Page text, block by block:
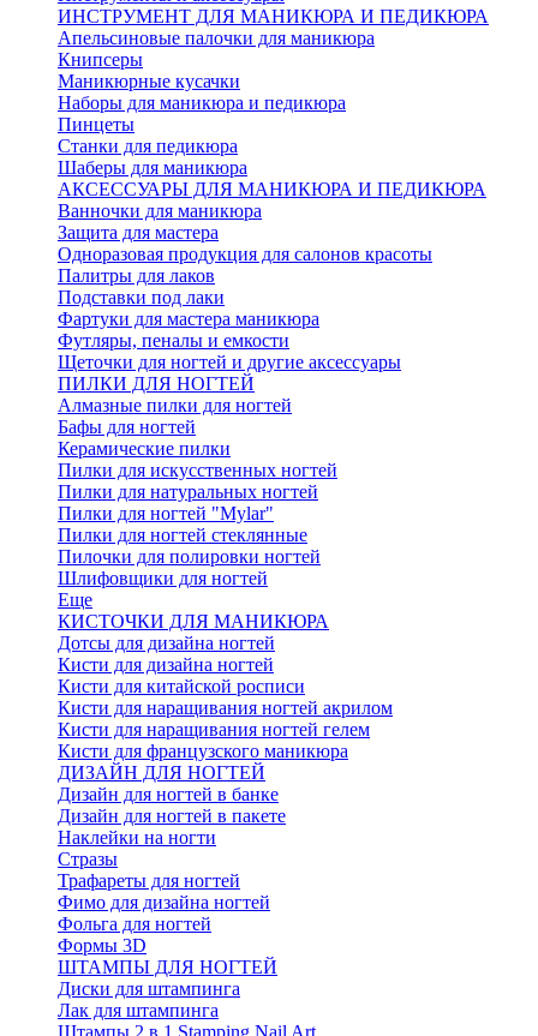
ИНСТРУМЕНТ ДЛЯ МАНИКЮРА И ПЕДИКЮРА
Апельсиновые палочки для маникюра
Книпсеры
Маникюрные кусачки
Наборы для маникюра и педикюра
Пинцеты
Станки для педикюра
Шаберы для маникюра
АКСЕССУАРЫ ДЛЯ МАНИКЮРА И ПЕДИКЮРА
Ванночки для маникюра
Защита для мастера
Одноразовая продукция для салонов красоты
Палитры для лаков
Подставки под лаки
Фартуки для мастера маникюра
Футляры, пеналы и емкости
Щеточки для ногтей и другие аксессуары
ПИЛКИ ДЛЯ НОГТЕЙ
Алмазные пилки для ногтей
Бафы для ногтей
Керамические пилки
Пилки для искусственных ногтей
Пилки для натуральных ногтей
Пилки для ногтей "Mylar"
Пилки для ногтей стеклянные
Пилочки для полировки ногтей
Шлифовщики для ногтей
Еще
КИСТОЧКИ ДЛЯ МАНИКЮРА
Дотсы для дизайна ногтей
Кисти для дизайна ногтей
Кисти для китайской росписи
Кисти для наращивания ногтей акрилом
Кисти для наращивания ногтей гелем
Кисти для французского маникюра
ДИЗАЙН ДЛЯ НОГТЕЙ
Дизайн для ногтей в банке
Дизайн для ногтей в пакете
Наклейки на ногти
Стразы
Трафареты для ногтей
Фимо для дизайна ногтей
Фольга для ногтей
Формы 3D
ШТАМПЫ ДЛЯ НОГТЕЙ
Диски для штампинга
Лак для штампинга
Штампы 2 в 1 Stamping Nail Art